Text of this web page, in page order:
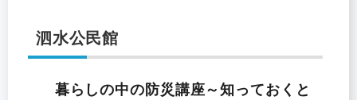
泗水公民館
暮らしの中の防災講座～知っておくと